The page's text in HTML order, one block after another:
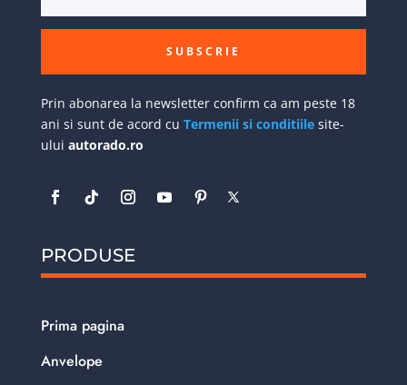
SUBSCRIE
Prin abonarea la newsletter confirm ca am peste 18
ani si sunt de acord cu Termenii si conditiilesite-
ului autorado.ro
PRODUSE
Prima pagina
Anvelope